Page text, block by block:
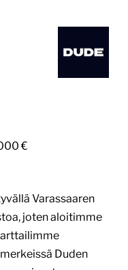
€
Varassaaren
joten aloitimme
Duden